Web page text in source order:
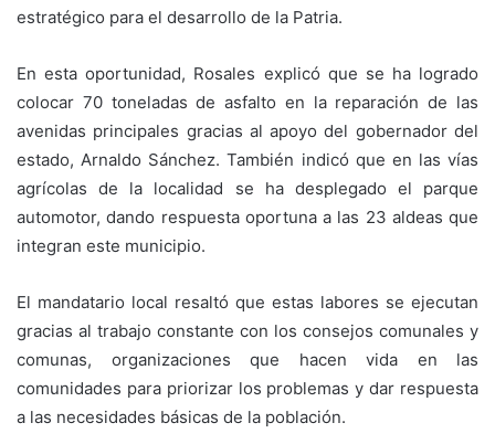
estratégico para el desarrollo de la Patria.
En esta oportunidad, Rosales explicó que se ha logrado
colocar 70 toneladas de asfalto en la reparación de las
avenidas principales gracias al apoyo del gobernador del
estado, Arnaldo Sánchez. También indicó que en las vías
agrícolas de la localidad se ha desplegado el parque
automotor, dando respuesta oportuna a las 23 aldeas que
integran este municipio.
El mandatario local resaltó que estas labores se ejecutan
gracias al trabajo constante con los consejos comunales y
comunas, organizaciones que hacen vida en las
comunidades para priorizar los problemas y dar respuesta
a las necesidades básicas de la población.